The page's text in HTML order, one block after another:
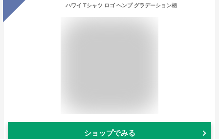
ハワイ Tシャツ ロゴ ヘンプ グラデーション柄
ショップでみる